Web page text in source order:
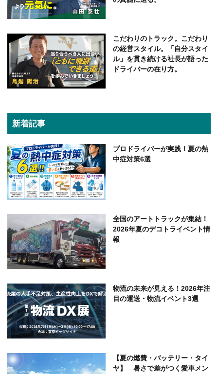
こだわりのトラック。こだわり
の経営スタイル。「自分スタイ
ル」を貫き続ける社長が語った
ドライバーの在り方。
新着記事
プロドライバーが実践！夏の熱
中症対策6選
全国のアートトラックが集結！
2026年夏のデコトライベント情
報
物流の未来が見える！2026年注
目の運送・物流イベント3選
【夏の燃費・バッテリー・タイ
ヤ】 暑さで差がつく愛車メン